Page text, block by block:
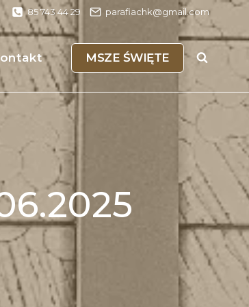
85 743 44 29 parafiachk@gmail.com
MSZE ŚWIĘTE